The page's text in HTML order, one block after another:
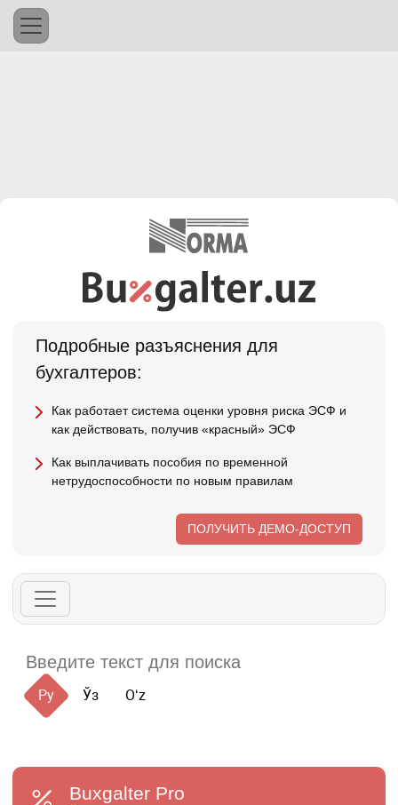
Подробные разъяснения для
бухгалтеров:
Как работает система оценки уровня риска ЭСФ и
как действовать, получив «красный» ЭСФ
Как выплачивать пособия по временной
нетрудоспособности по новым правилам
ПОЛУЧИТЬ ДЕМО-ДОСТУП
Ру Ўз Oʻz
Buxgalter Pro